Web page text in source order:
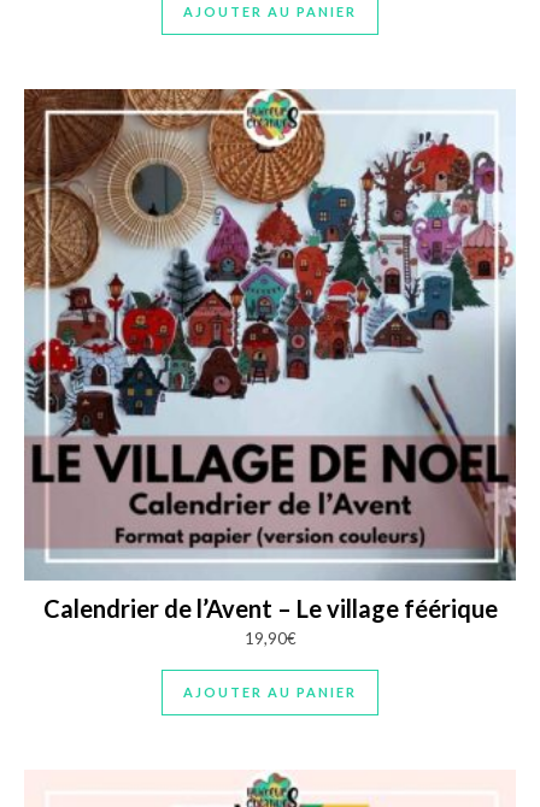
AJOUTER AU PANIER
Calendrier de l’Avent – Le village féérique
19,90€
AJOUTER AU PANIER